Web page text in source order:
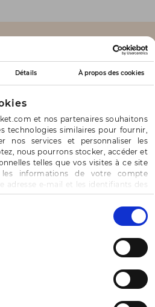
Détails À propos des cookies
et nos partenaires souhaitons
technologies similaires pour fournir,
nos services et personnaliser les
nous pourrons stocker, accéder et
telles que vos visites à ce site
les informations de votre compte
adresse e-mail et les identifiants des
cookies.
Accepter » pour consentir à ces
» pour vous y opposer ou
concernant chaque catégorie
Valider la sélection » pour valider vos
moment modifier vos préférences
vie privée